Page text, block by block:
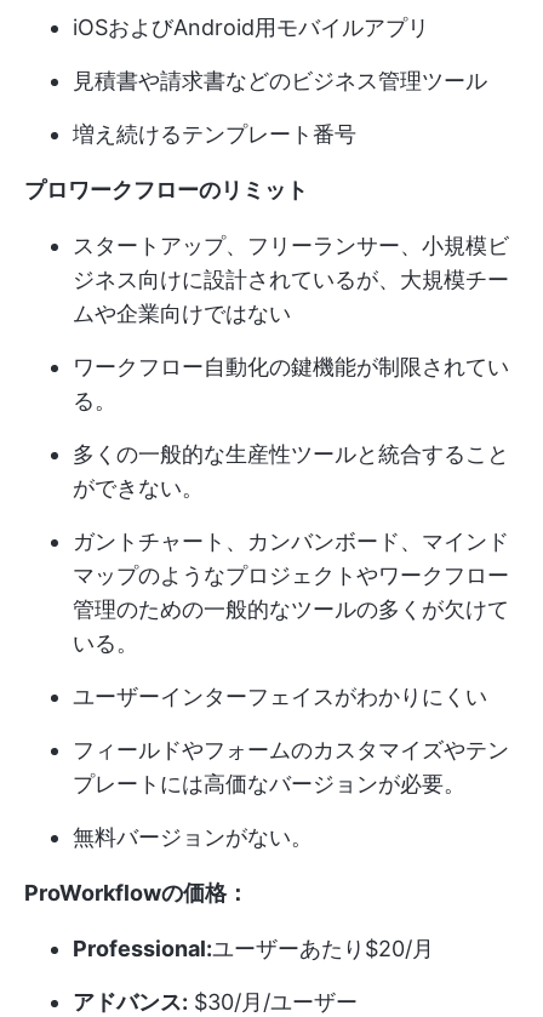
iOSおよびAndroid用モバイルアプリ
見積書や請求書などのビジネス管理ツール
増え続けるテンプレート番号
プロワークフローのリミット
スタートアップ、フリーランサー、小規模ビ
ジネス向けに設計されているが、大規模チー
ムや企業向けではない
ワークフロー自動化の鍵機能が制限されてい
る。
多くの一般的な生産性ツールと統合すること
ができない。
ガントチャート、カンバンボード、マインド
マップのようなプロジェクトやワークフロー
管理のための一般的なツールの多くが欠けて
いる。
ユーザーインターフェイスがわかりにくい
フィールドやフォームのカスタマイズやテン
プレートには高価なバージョンが必要。
無料バージョンがない。
ProWorkflowの価格：
Professional:ユーザーあたり$20/月
アドバンス: $30/月/ユーザー